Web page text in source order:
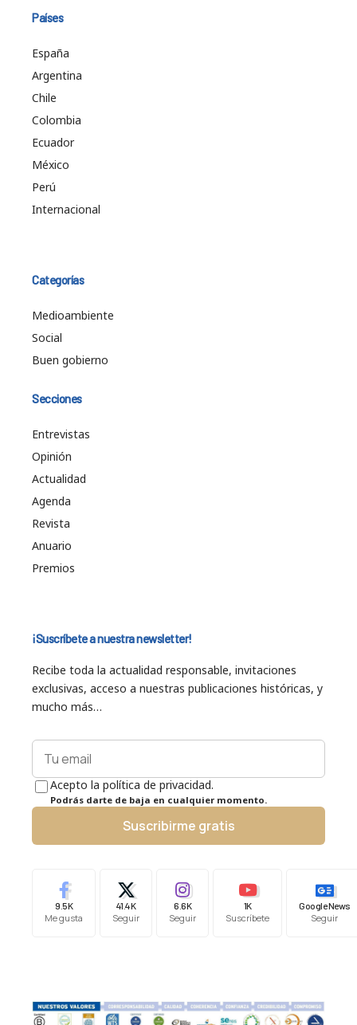
Países
España
Argentina
Chile
Colombia
Ecuador
México
Perú
Internacional
Categorías
Medioambiente
Social
Buen gobierno
Secciones
Entrevistas
Opinión
Actualidad
Agenda
Revista
Anuario
Premios
¡Suscríbete a nuestra newsletter!
Recibe toda la actualidad responsable, invitaciones
exclusivas, acceso a nuestras publicaciones históricas, y
mucho más…
Acepto la política de privacidad.
Podrás darte de baja en cualquier momento.
Suscribirme gratis
9.5K
Me gusta
41.4K
Seguir
6.6K
Seguir
1K
Suscríbete
Google News
Seguir